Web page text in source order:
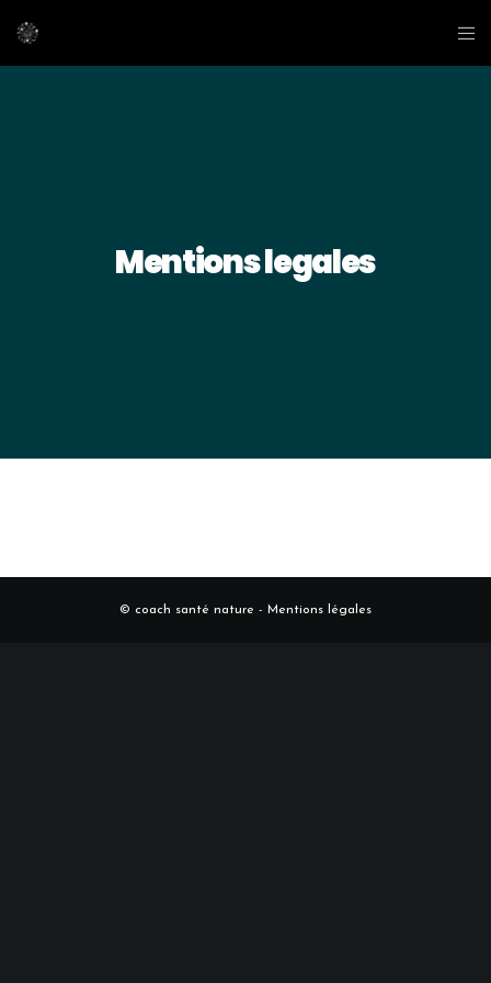
Mentions legales
© coach santé nature - Mentions légales